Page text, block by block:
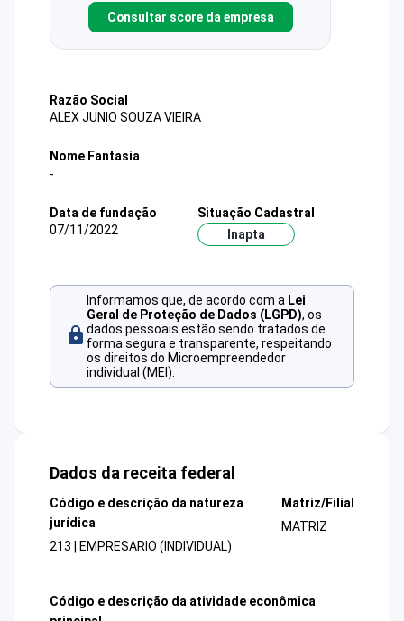
Consultar score da empresa
Razão Social
ALEX JUNIO SOUZA VIEIRA
Nome Fantasia
-
Data de fundação
07/11/2022
Situação Cadastral
Inapta
Informamos que, de acordo com a Lei
Geral de Proteção de Dados (LGPD), os
dados pessoais estão sendo tratados de
forma segura e transparente, respeitando
os direitos do Microempreendedor
individual (MEI).
Dados da receita federal
Código e descrição da natureza
jurídica
213 | EMPRESARIO (INDIVIDUAL)
Matriz/Filial
MATRIZ
Código e descrição da atividade econômica